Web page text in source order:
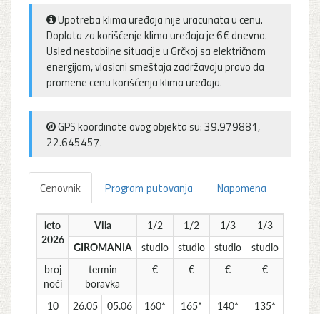
Upotreba klima uređaja nije uracunata u cenu.
Doplata za korišćenje klima uređaja je 6€ dnevno.
Usled nestabilne situacije u Grčkoj sa električnom
energijom, vlasicni smeštaja zadržavaju pravo da
promene cenu korišćenja klima uređaja.
GPS koordinate ovog objekta su: 39.979881,
22.645457.
Cenovnik Program putovanja Napomena
leto
2026
Vila 1/2 1/2 1/3
1/3
GIROMANIA
studio studio studio
studio
broj
noći
termin
boravka
€ € € €
10 26.05 05.06 160* 165* 140*
135*